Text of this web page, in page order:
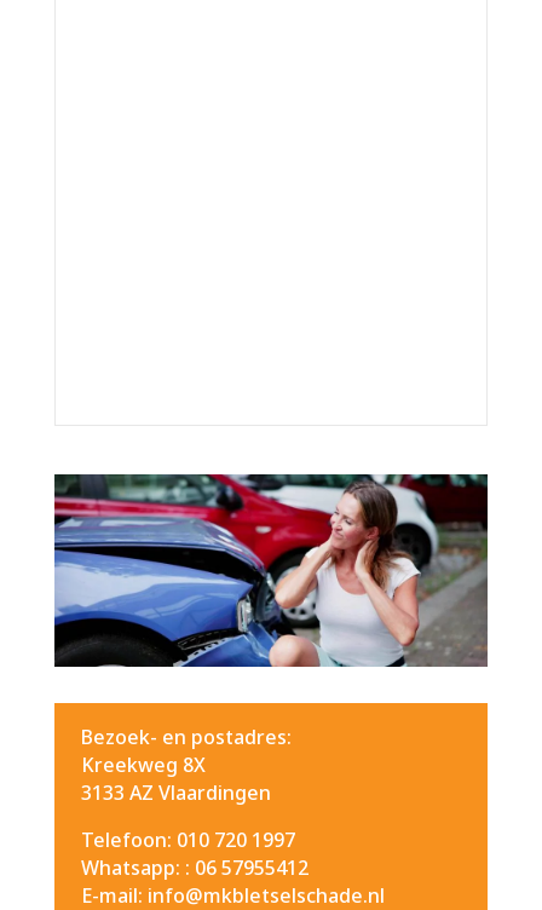
Bezoek- en postadres:
Kreekweg 8X
3133 AZ Vlaardingen
Telefoon: 010 720 1997
Whatsapp: : 06 57955412
E-mail: info@mkbletselschade.nl